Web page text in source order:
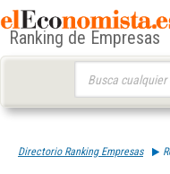
Ranking de Empresas
Directorio Ranking Empresas